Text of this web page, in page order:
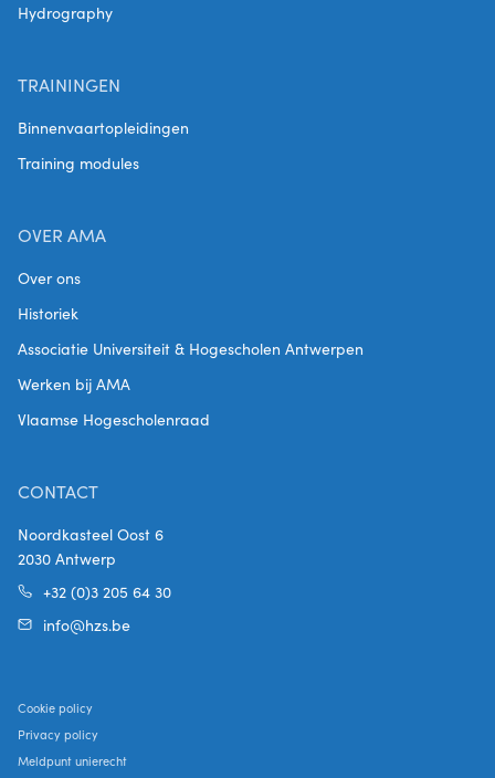
Hydrography
TRAININGEN
Binnenvaartopleidingen
Training modules
OVER AMA
Over ons
Historiek
Associatie Universiteit & Hogescholen Antwerpen
Werken bij AMA
Vlaamse Hogescholenraad
CONTACT
Noordkasteel Oost 6
2030 Antwerp
+32 (0)3 205 64 30
info@hzs.be
Cookie policy
Privacy policy
Meldpunt unierecht